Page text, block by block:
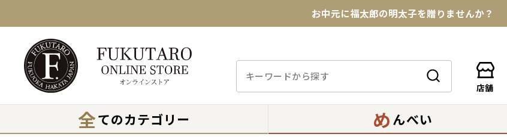
お中元に福太郎の明太子を贈りませんか？
【色々な味を試したい方へ】ポストイン！めんべい
送料全国一律770円！10,800円以上で送料無料
店舗
全てのカテゴリー め んべい